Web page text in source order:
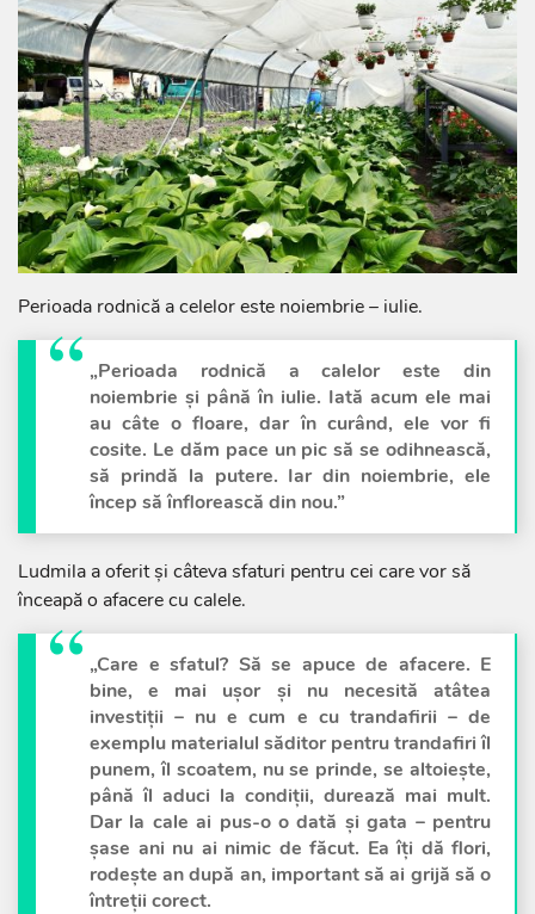
Perioada rodnică a celelor este noiembrie – iulie.
„Perioada rodnică a calelor este din
noiembrie și până în iulie. Iată acum ele mai
au câte o floare, dar în curând, ele vor fi
cosite. Le dăm pace un pic să se odihnească,
să prindă la putere. Iar din noiembrie, ele
încep să înflorească din nou.”
Ludmila a oferit și câteva sfaturi pentru cei care vor să
înceapă o afacere cu calele.
„Care e sfatul? Să se apuce de afacere. E
bine, e mai ușor și nu necesită atâtea
investiții – nu e cum e cu trandafirii – de
exemplu materialul săditor pentru trandafiri îl
punem, îl scoatem, nu se prinde, se altoiește,
până îl aduci la condiții, durează mai mult.
Dar la cale ai pus-o o dată și gata – pentru
șase ani nu ai nimic de făcut. Ea îți dă flori,
rodește an după an, important să ai grijă să o
întreții corect.